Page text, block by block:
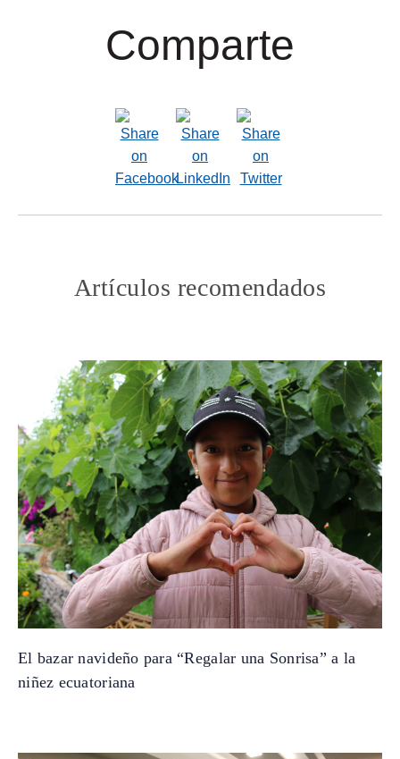
Comparte
Artículos recomendados
El bazar navideño para “Regalar una Sonrisa” a la
niñez ecuatoriana